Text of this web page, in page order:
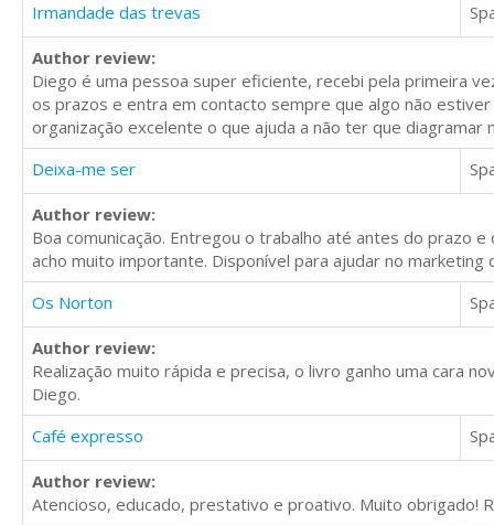
Irmandade das trevas
Author review:
Diego é uma pessoa super eficiente, recebi pela primeira
os prazos e entra em contacto sempre que algo não
organização excelente o que ajuda a não ter que diagramar
Deixa-me ser
Author review:
Boa comunicação. Entregou o trabalho até antes do prazo
acho muito importante. Disponível para ajudar no
Os Norton
Author review:
Realização muito rápida e precisa, o livro ganho uma cara
Diego.
Café expresso
Author review:
Atencioso, educado, prestativo e proativo. Muito obrigado!